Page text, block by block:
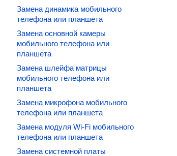
Замена динамика мобильного
телефона или планшета
Замена основной камеры
мобильного телефона или
планшета
Замена шлейфа матрицы
мобильного телефона или
планшета
Замена микрофона мобильного
телефона или планшета
Замена модуля Wi-Fi мобильного
телефона или планшета
Замена системной платы